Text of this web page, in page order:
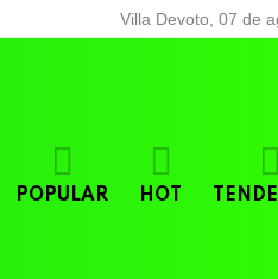
Villa Devoto, 07 de
POPULAR HOT